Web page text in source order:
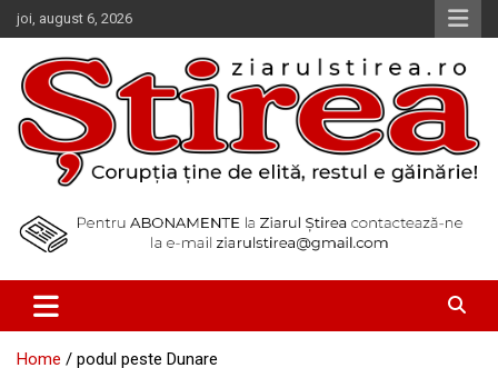
Skip
to
content
joi, august 6, 2026
Ziarul Știrea
Home podul peste Dunare